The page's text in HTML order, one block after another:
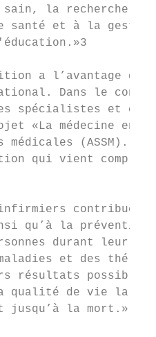
la recherche,
santé et à la
a l’avantage
Dans le
spécialistes et
«La médecine en
médicales (ASSM).
qui vient
qu’à la
durant leur
et des
résultats
qualité de vie la
jusqu’à la mort.»